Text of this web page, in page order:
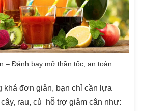
– Đánh bay mỡ thần tốc, an toàn
khá đơn giản, bạn chỉ cần lựa
rau, củ hỗ trợ giảm cân như: